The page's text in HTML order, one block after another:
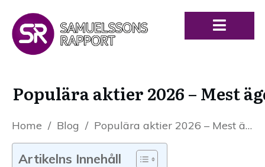
Populära aktier 2026 – Mest
Home / Blog / Populära aktier 2026 – Mest ägda aktier i Sverige, USA och Norden
Artikelns Innehåll